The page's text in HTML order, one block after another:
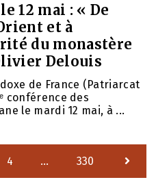
12 mai : « De
et à
du monastère
Delouis
de France (Patriarcat
conférence des
le mardi 12 mai, à ...
4 … 330